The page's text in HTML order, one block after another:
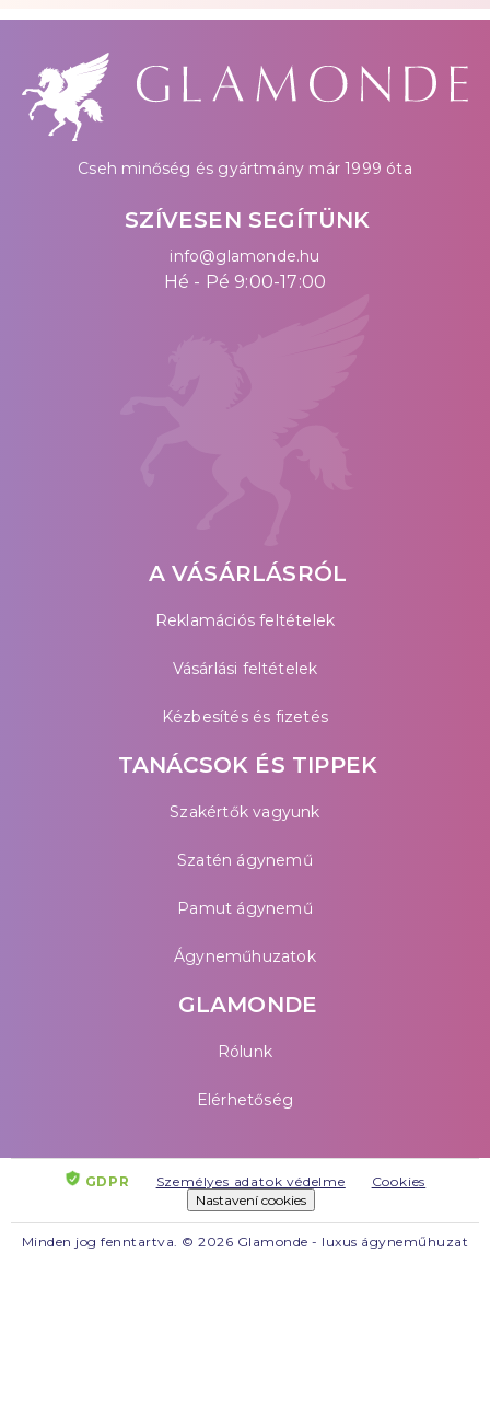
Cseh minőség és gyártmány már 1999 óta
SZÍVESEN SEGÍTÜNK
info@glamonde.hu
Hé - Pé 9:00-17:00
A VÁSÁRLÁSRÓL
Reklamációs feltételek
Vásárlási feltételek
Kézbesítés és fizetés
TANÁCSOK ÉS TIPPEK
Szakértők vagyunk
Szatén ágynemű
Pamut ágynemű
Ágyneműhuzatok
GLAMONDE
Rólunk
Elérhetőség
GDPR Személyes adatok védelme
Cookies
Nastavení cookies
Minden jog fenntartva. © 2026 Glamonde - luxus ágyneműhuzat